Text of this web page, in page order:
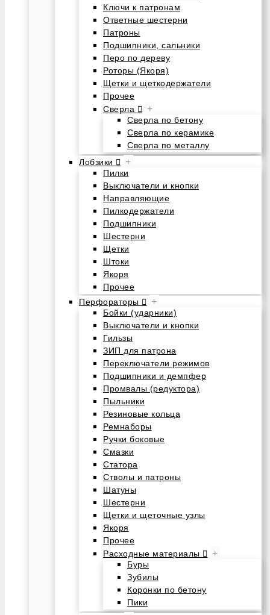
Ключи к патронам
Ответные шестерни
Патроны
Подшипники, сальники
Перо по дереву
Роторы (Якоря)
Щетки и щеткодержатели
Прочее
Сверла
+
Сверла по бетону
Сверла по керамике
Сверла по металлу
Лобзики
+
Пилки
Выключатели и кнопки
Направляющие
Пилкодержатели
Подшипники
Шестерни
Щетки
Штоки
Якоря
Прочее
Перфораторы
+
Бойки (ударники)
Выключатели и кнопки
Гильзы
ЗИП для патрона
Переключатели режимов
Подшипники и демпфер
Промвалы (редуктора)
Пыльники
Резиновые кольца
Ремнаборы
Ручки боковые
Смазки
Статора
Стволы и патроны
Шатуны
Шестерни
Щетки и щеточные узлы
Якоря
Прочее
Расходные материалы
+
Буры
Зубилы
Коронки по бетону
Пики